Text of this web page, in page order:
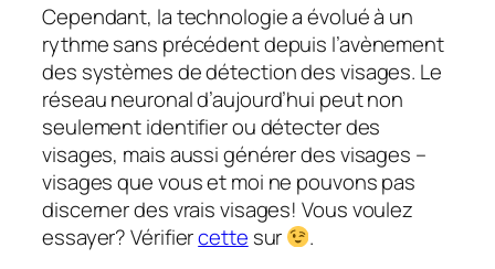
Cependant, la technologie a évolué à un
rythme sans précédent depuis l’avènement
des systèmes de détection des visages. Le
réseau neuronal d’aujourd’hui peut non
seulement identifier ou détecter des
visages, mais aussi générer des visages –
visages que vous et moi ne pouvons pas
discerner des vrais visages!Vous voulez
essayer? Vérifiercette sur
.